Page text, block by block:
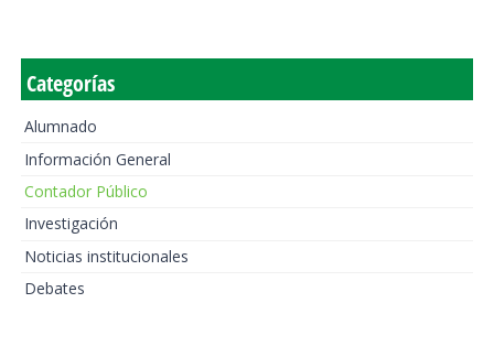
Categorías
Alumnado
Información General
Contador Público
Investigación
Noticias institucionales
Debates